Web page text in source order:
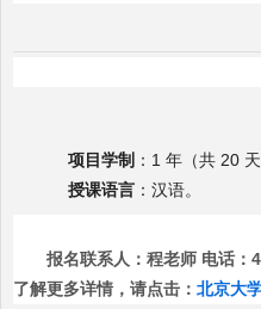
项目学制 ：1 年（共 20
授课语言：汉语。
报名联系人：程老师 电话：
了解更多详情，请点击： 北京大